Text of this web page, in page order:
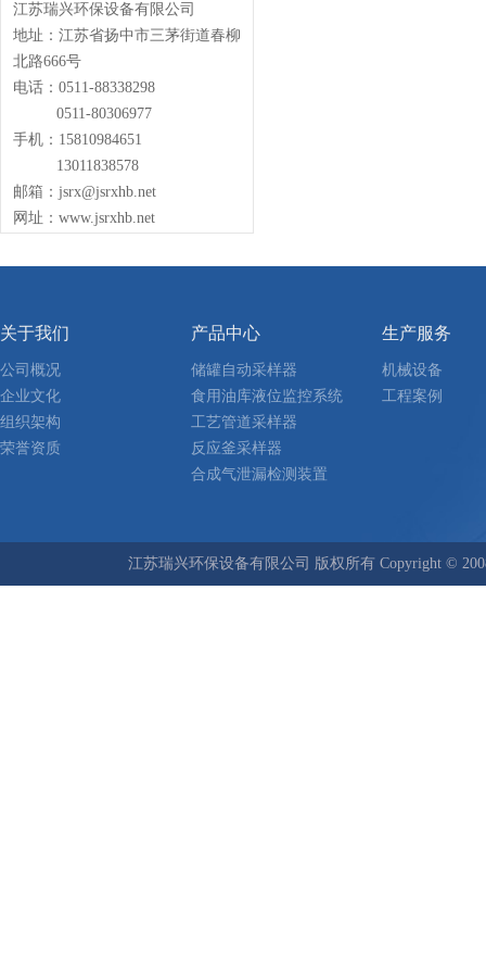
江苏瑞兴环保设备有限公司
地址：江苏省扬中市三茅街道春柳
北路666号
电话：0511-88338298
0511-80306977
手机：15810984651
13011838578
邮箱：jsrx@jsrxhb.net
网址：www.jsrxhb.net
关于我们
公司概况
企业文化
组织架构
荣誉资质
产品中心
储罐自动采样器
食用油库液位监控系统
工艺管道采样器
反应釜采样器
合成气泄漏检测装置
生产服务
机械设备
工程案例
江苏瑞兴环保设备有限公司 版权所有 Copyright ©